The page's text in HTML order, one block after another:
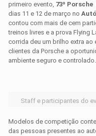
primeiro evento, 73º
dias 11 e 12 de março no
contou com mais de cem
treinos livres e a prova Flying
corrida deu um brilho extra
clientes da Porsche a
ambiente seguro e controlado.
Staff e participantes do
Modelos de competição
das pessoas presentes ao